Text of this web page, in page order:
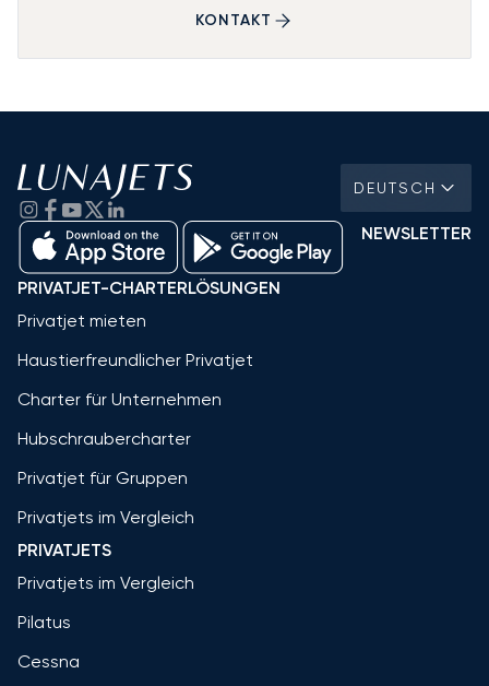
KONTAKT
DEUTSCH
NEWSLETTER
PRIVATJET-CHARTERLÖSUNGEN
Privatjet mieten
Haustierfreundlicher Privatjet
Charter für Unternehmen
Hubschraubercharter
Privatjet für Gruppen
Privatjets im Vergleich
PRIVATJETS
Privatjets im Vergleich
Pilatus
Cessna